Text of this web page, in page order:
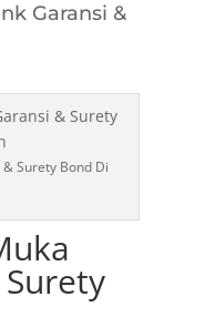
Garansi &
Surety Bond Di